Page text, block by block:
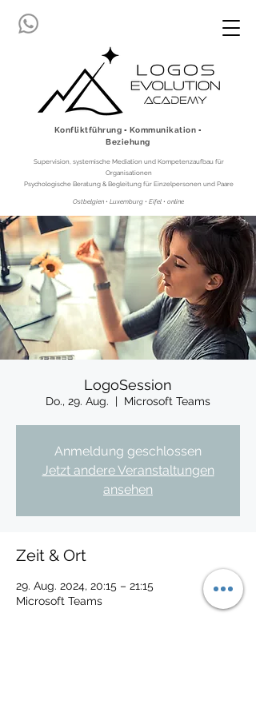
Ostbelgien • Luxemburg • Eifel • online
Konfliktführung ▪ Kommunikation ▪
Beziehung
Supervision, systemische Mediation und Kompetenzaufbau für
Organisationen
Psychologische Beratung & Begleitung für Einzelpersonen und Paare
LogoSession
Do., 29. Aug.
  |
Microsoft Teams
Anmeldung geschlossen
Jetzt andere Veranstaltungen
ansehen
Zeit & Ort
29. Aug. 2024, 20:15 – 21:15
Microsoft Teams